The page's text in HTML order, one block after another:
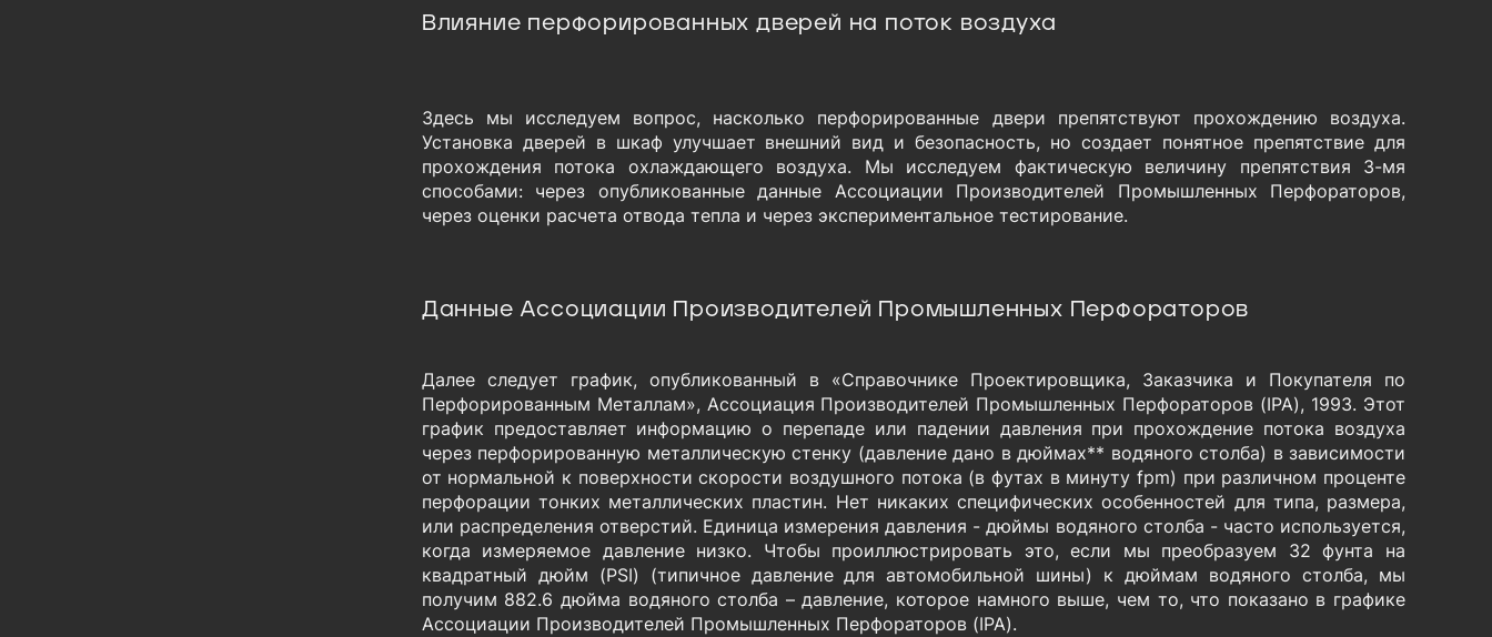
Влияние перфорированных дверей на поток воздуха
Здесь мы исследуем вопрос, насколько перфорированные двери препятствуют прохождению воздуха.
Установка дверей в шкаф улучшает внешний вид и безопасность, но создает понятное препятствие для
прохождения потока охлаждающего воздуха. Мы исследуем фактическую величину препятствия 3-мя
способами: через опубликованные данные Ассоциации Производителей Промышленных Перфораторов,
через оценки расчета отвода тепла и через экспериментальное тестирование.
Данные Ассоциации Производителей Промышленных Перфораторов
Далее следует график, опубликованный в «Справочнике Проектировщика, Заказчика и Покупателя по
Перфорированным Металлам», Ассоциация Производителей Промышленных Перфораторов (IPA), 1993. Этот
график предоставляет информацию о перепаде или падении давления при прохождение потока воздуха
через перфорированную металлическую стенку (давление дано в дюймах** водяного столба) в зависимости
от нормальной к поверхности скорости воздушного потока (в футах в минуту fpm) при различном проценте
перфорации тонких металлических пластин. Нет никаких специфических особенностей для типа, размера,
или распределения отверстий. Единица измерения давления - дюймы водяного столба - часто используется,
когда измеряемое давление низко. Чтобы проиллюстрировать это, если мы преобразуем 32 фунта на
квадратный дюйм (PSI) (типичное давление для автомобильной шины) к дюймам водяного столба, мы
получим 882.6 дюйма водяного столба – давление, которое намного выше, чем то, что показано в графике
Ассоциации Производителей Промышленных Перфораторов (IPA).